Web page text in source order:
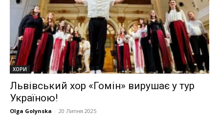
ХОРИ
Львівський хор «Гомін» вирушає у тур
Україною!
Olga Golynska - 20 Липня 2025